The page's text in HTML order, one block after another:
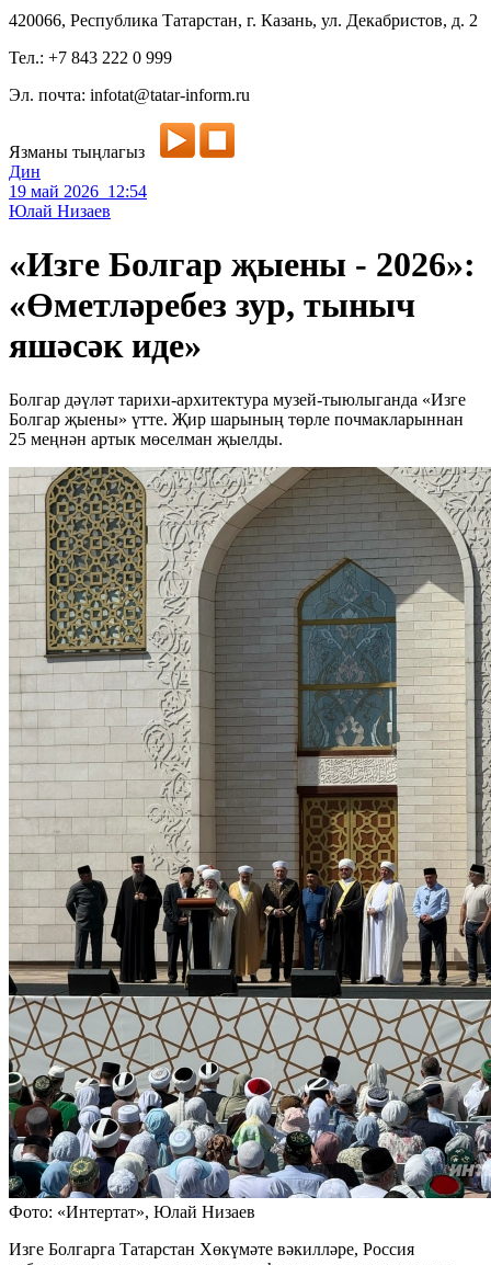
420066, Республика Татарстан, г. Казань, ул. Декабристов, д. 2
Тел.: +7 843 222 0 999
Эл. почта: infotat@tatar-inform.ru
Язманы тыңлагыз
Дин
19 май 2026 12:54
Юлай Низаев
«Изге Болгар җыены - 2026»:
«Өметләребез зур, тыныч
яшәсәк иде»
Болгар дәүләт тарихи-архитектура музей-тыюлыганда «Изге
Болгар җыены» үтте. Җир шарының төрле почмакларыннан
25 меңнән артык мөселман җыелды.
Фото: «Интертат», Юлай Низаев
Изге Болгарга Татарстан Хөкүмәте вәкилләре, Россия